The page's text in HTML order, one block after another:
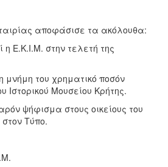
αποφάσισε τα ακόλουθα:
Ε.Κ.Ι.Μ. στην τελετή της
μνήμη του χρηματικό ποσόν
Ιστορικού Μουσείου Κρήτης.
ψήφισμα στους οικείους του
Τύπο.